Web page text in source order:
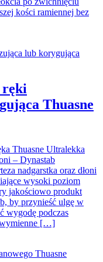
kości ramiennej bez
ręki
Thuasne
Thuasne Ultralekka
– Dynastab
nadgarstka oraz dłoni
wysoki poziom
jakościowo produkt
by przynieść ulgę w
wygodę podczas
wymienne […]